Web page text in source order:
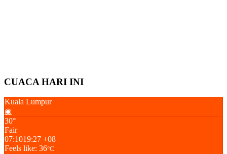
CUACA HARI INI
Kuala Lumpur
◉
30°
Fair
07:1019:27 +08
Feels like: 36°C